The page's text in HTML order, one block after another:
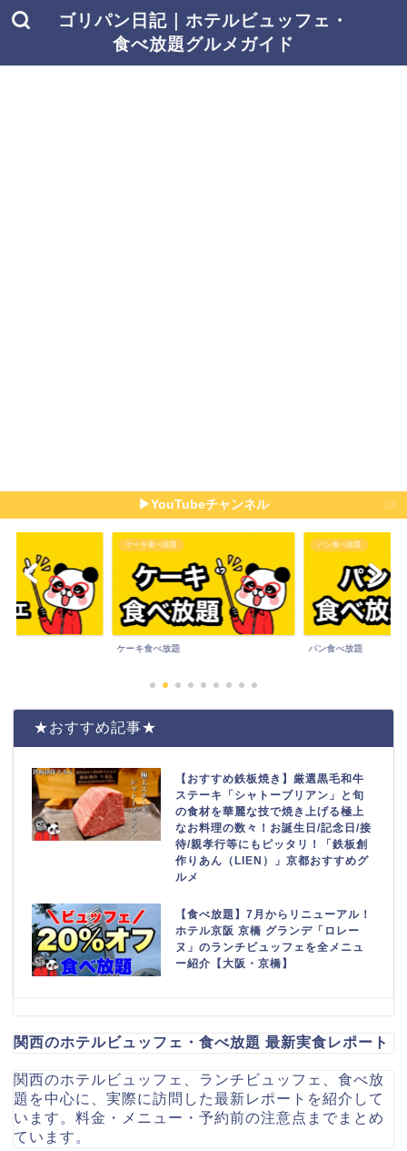
ゴリパン日記｜ホテルビュッフェ・
食べ放題グルメガイド
▶YouTubeチャンネル
ケーキ食べ放題
ケーキ食べ放題
パン食べ放題
パン食べ放題
★おすすめ記事★
【おすすめ鉄板焼き】厳選黒毛和牛
ステーキ「シャトーブリアン」と旬
の食材を華麗な技で焼き上げる極上
なお料理の数々！お誕生日/記念日/接
待/親孝行等にもピッタリ！「鉄板創
作りあん（LIEN）」京都おすすめグ
ルメ
【食べ放題】7月からリニューアル！
ホテル京阪 京橋 グランデ「ロレー
ヌ」のランチビュッフェを全メニュ
ー紹介【大阪・京橋】
関西のホテルビュッフェ・食べ放題 最新実食レポート
関西のホテルビュッフェ、ランチビュッフェ、食べ放
題を中心に、実際に訪問した最新レポートを紹介して
います。料金・メニュー・予約前の注意点までまとめ
ています。